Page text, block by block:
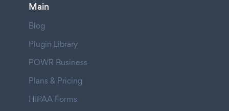
Main
Blog
Plugin Library
POWR Business
Plans & Pricing
HIPAA Forms